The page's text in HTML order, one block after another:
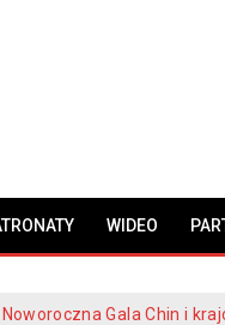
WIDEO
Noworoczna Gala Chin i